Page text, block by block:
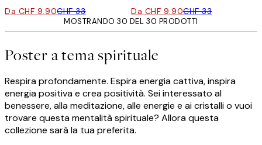
Da CHF 9.90CHF 33 Da CHF 9.90CHF 33
MOSTRANDO 30 DEL 30 PRODOTTI
Poster a tema spirituale
Respira profondamente. Espira energia cattiva, inspira
energia positiva e crea positività. Sei interessato al
benessere, alla meditazione, alle energie e ai cristalli o vuoi
trovare questa mentalità spirituale? Allora questa
collezione sarà la tua preferita.